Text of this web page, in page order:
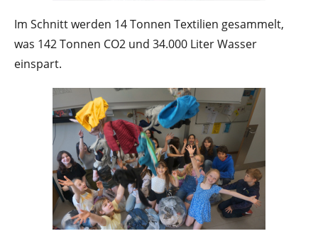
Im Schnitt werden 14 Tonnen Textilien gesammelt,
was 142 Tonnen CO2 und 34.000 Liter Wasser
einspart.